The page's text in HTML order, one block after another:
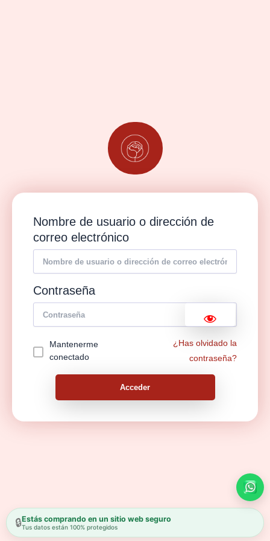
Nombre de usuario o dirección de
correo electrónico
Contraseña
Mantenerme
conectado
¿Has olvidado la
contraseña?
Acceder
🔒Estás comprando en un sitio web seguro
Tus datos están 100% protegidos